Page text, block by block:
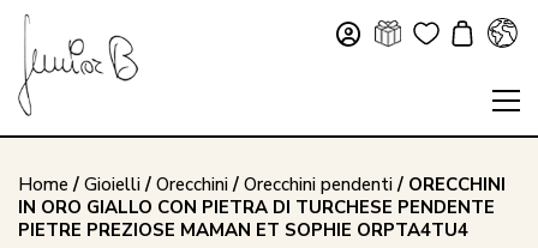
Home / Gioielli/ Orecchini/ Orecchini pendenti/ ORECCHINI
IN ORO GIALLO CON PIETRA DI TURCHESE PENDENTE
PIETRE PREZIOSE MAMAN ET SOPHIE ORPTA4TU4